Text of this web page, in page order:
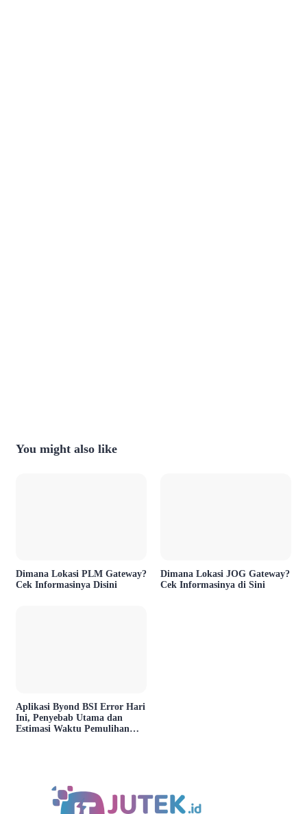
You might also like
Dimana Lokasi PLM Gateway?
Cek Informasinya Disini
Dimana Lokasi JOG Gateway?
Cek Informasinya di Sini
Aplikasi Byond BSI Error Hari
Ini, Penyebab Utama dan
Estimasi Waktu Pemulihan